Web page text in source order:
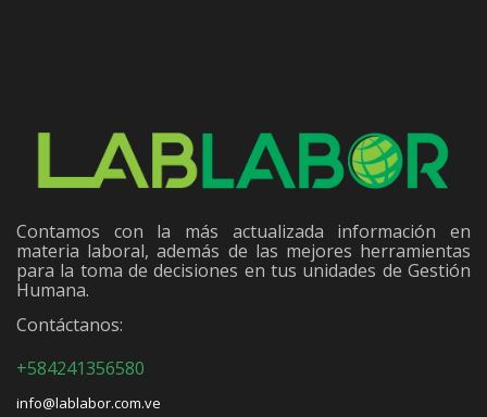
Contamos con la más actualizada información en
materia laboral, además de las mejores herramientas
para la toma de decisiones en tus unidades de Gestión
Humana.
Contáctanos:
+584241356580
info@lablabor.com.ve